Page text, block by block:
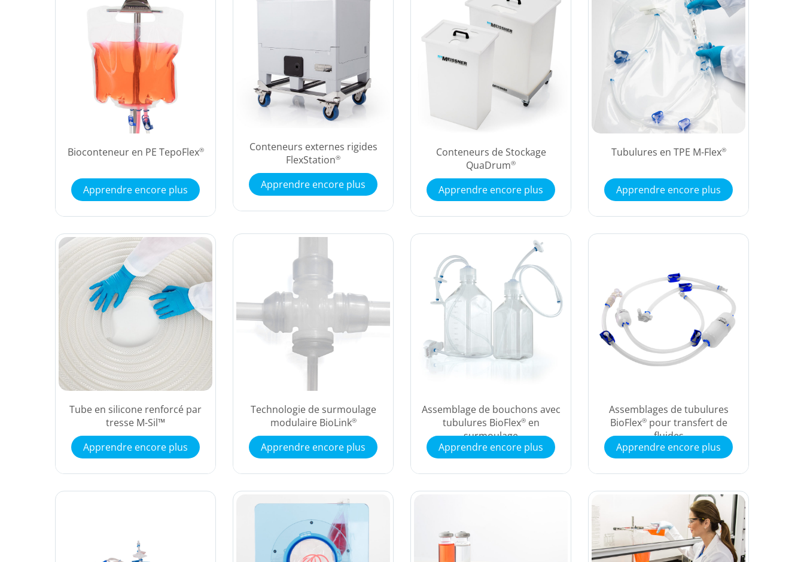
Bioconteneur en PE TepoFlex®
Apprendre encore plus
Conteneurs externes rigides
FlexStation®
Apprendre encore plus
Conteneurs de Stockage
QuaDrum®
Apprendre encore plus
Tubulures en TPE M-Flex®
Apprendre encore plus
Tube en silicone renforcé par
tresse M-Sil™
Apprendre encore plus
Technologie de surmoulage
modulaire BioLink®
Apprendre encore plus
Assemblage de bouchons avec
tubulures BioFlex®en
surmoulage
Apprendre encore plus
Assemblages de tubulures
BioFlex®pour transfert de
fluides
Apprendre encore plus